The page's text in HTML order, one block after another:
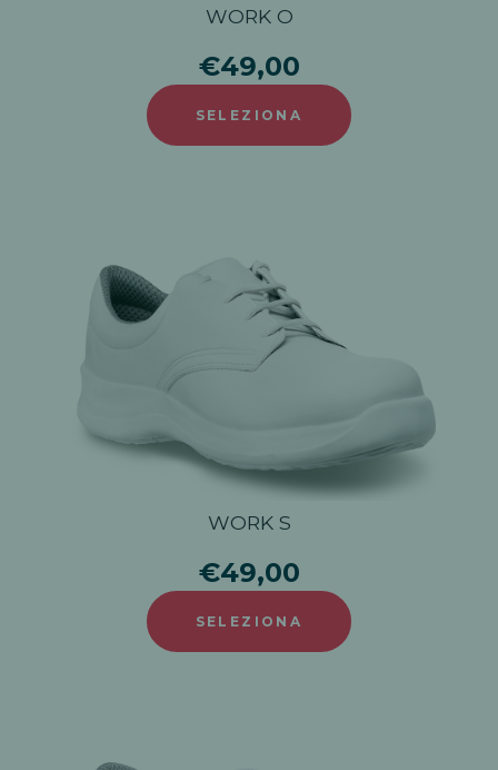
WORK O
€49,00
SELEZIONA
WORK S
€49,00
SELEZIONA